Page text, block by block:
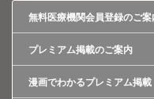
無料医療機関会員登録のご案
プレミアム掲載のご案内
漫画でわかるプレミアム掲載